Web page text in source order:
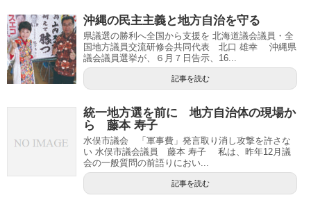
沖縄の民主主義と地方自治を守る
県議選の勝利へ全国から支援を 北海道議会議員・全
国地方議員交流研修会共同代表 北口 雄幸 沖縄県
議会議員選挙が、６月７日告示、16...
記事を読む
統一地方選を前に 地方自治体の現場か
ら 藤本 寿子
水俣市議会 「軍事費」発言取り消し攻撃を許さな
い 水俣市議会議員 藤本 寿子 私は、昨年12月議
会の一般質問の前語りにおい...
記事を読む